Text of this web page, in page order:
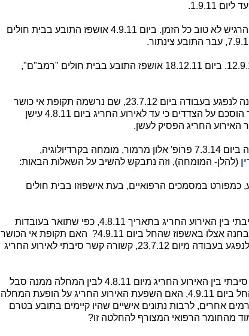
1.9.11.
לטענת התובע, כאשר שהה בחו"ל הרגיש לא טוב כל הזמן. ביום 4.9.11 אושפז התובע בבית חולים
מאשפוז זה שוחרר התובע ביום 12.9.11. ביום 18.12.11 אושפז התובע בבית חולים "רמב"ם",
לתובע ניתנה תעודה רפואית ראשונה לנפגע בעבודה ביום 23.7.12, שם נרשמה תקופת אי כושר
עבור התקופה שבין 4-21.9.11. עוד הוסכם על הצדדים כי עד לאירוע החריג ביום 4.8.11 עישן
האירוע החריג הפסיק לעשן.
4. בהתאם להסכמות הצדדים, מונה ביום 7.3.14 פרופ' אלון מרמור, מומחה בקרדיולוגיה,
(להלן- המומחה), וזה נתבקש להשיב על השאלות הבאות:
במסמכים הרפואיים, בעת אישפוזו בבית חולים
ב. האם לדעת המומחה יש קשר סיבתי בין האירוע החריג בתאריך 4.8.11, כפי שתואר בעובדות
המוסכמות לעיל, לבין המחלה שאובחנה אצלו באשפוז שהחל ביום 4.9.11? האם תקופת אי הכושר
שנקבעה בתעודה רפואת ראשונה לנפגע בעבודה מיום 23.7.12, קשורה קשר סיבתי לאירוע החריג
ג. אם יקבע המומחה, כי קיים קשר סיבתי בין האירוע החריג מיום 4.8.11 לבין המחלה ממנה סבל
התובע, ואשר אובחנה באשפוז שהחל ביום 4.9.11, האם השפעת האירוע החריג על הופעת המחלה
אחרים, לרבות נתונים אישיים שהיו קיימים בתובע בטרם
מהחומר הרפואי המצורף להחלטה זו?